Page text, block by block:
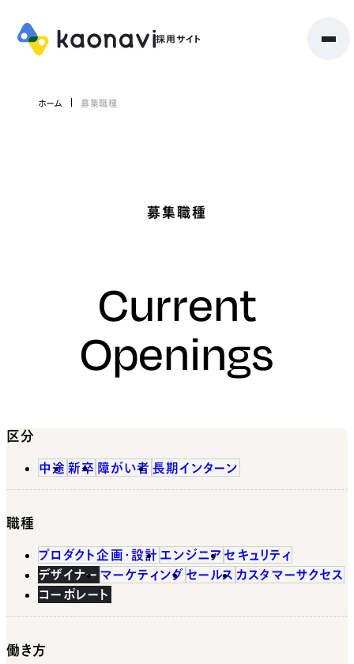
ホーム 募集職種
募集職種
Current
Openings
区分
中途 新卒 障がい者 長期インターン
職種
プロダクト企画・設計 エンジニア セキュリティ
デザイナー マーケティング セールス カスタマーサクセス
コーポレート
働き方